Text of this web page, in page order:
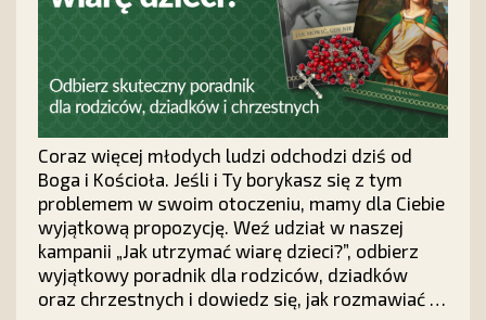
Coraz więcej młodych ludzi odchodzi dziś od
Boga i Kościoła. Jeśli i Ty borykasz się z tym
problemem w swoim otoczeniu, mamy dla Ciebie
wyjątkową propozycję. Weź udział w naszej
kampanii „Jak utrzymać wiarę dzieci?”, odbierz
wyjątkowy poradnik dla rodziców, dziadków
oraz chrzestnych i dowiedz się, jak rozmawiać z